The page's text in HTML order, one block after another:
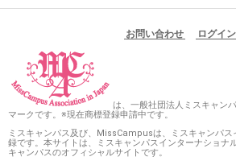
お問い合わせ ログイン
は、一般社団法人ミスキャン
マークです。※現在商標登録申請中です。
ミスキャンパス及び、MissCampusは、ミスキャンパス
録です。本サイトは、ミスキャンパスインターナショナ
キャンパスのオフィシャルサイトです。